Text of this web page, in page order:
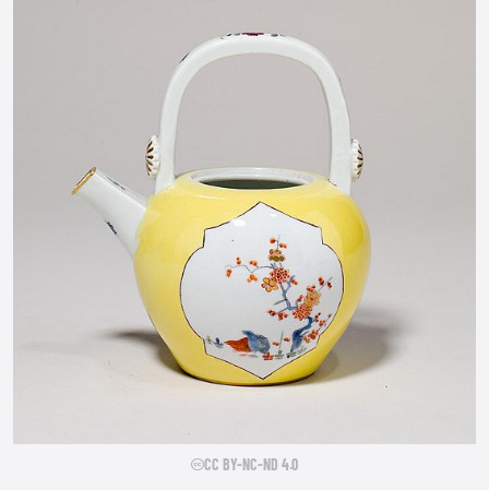
CC BY-NC-ND 4.0